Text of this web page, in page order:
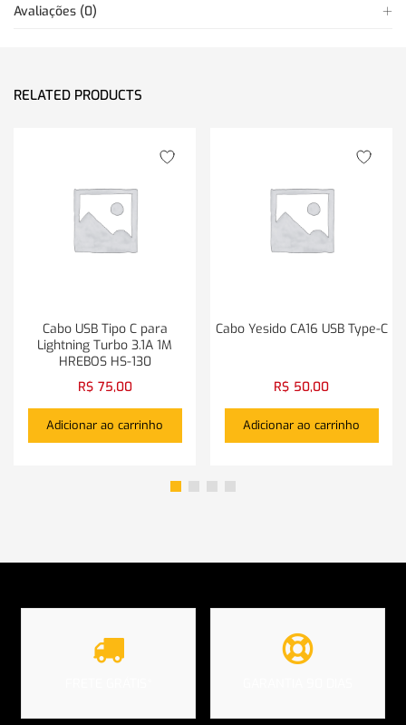
Avaliações (0)
RELATED PRODUCTS
Cabo USB Tipo C para
Lightning Turbo 3.1A 1M
HREBOS HS-130
R$ 75,00
Adicionar ao carrinho
Cabo Yesido CA16 USB Type-C
R$ 50,00
Adicionar ao carrinho